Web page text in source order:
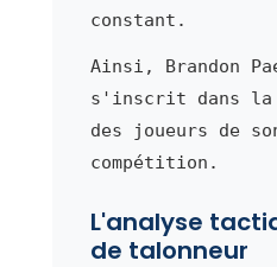
constant.
Ainsi, Brandon
s'inscrit dans la
des joueurs de
compétition.
L'analyse
de talonneur